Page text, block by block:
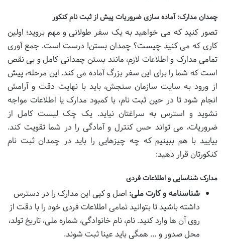
چمدان مدارک: آماده سازی ضروریات پیش از ثبت نام کنکور
تصور کنید که می خواهید به یک سفر طولانی و مهم بروید؛ اولین
کاری که می کنید چیست؟ چمدان بستن! درست است. جمع آوری
تمامی مدارک و اطلاعات لازم، مانند بستن چمدانی کامل و بی نقص
است که شما را برای این سفر بزرگ آماده می کند. این مرحله، پیش
از ورود به سایت سازمان سنجش، باید با نهایت دقت و آرامش
انجام شود تا در حین ثبت نام، با کمبود مدارک یا اطلاعات مواجه
نشوید و استرس به سراغتان نیاید. یک چک لیست کامل از
ضروریات، می تواند حس کنترل و آمادگی را در شما تقویت کند.
بیایید با هم ببینیم که چه چیزهایی را باید در چمدان ثبت نام
کنکورتان قرار دهید:
مدارک شناسایی و اطلاعات فردی
شناسنامه و کارت ملی: اصل و کپی این مدارک را در دسترس
داشته باشید تا بتوانید تمامی اطلاعات فردی خود را با دقت از
روی آن ها وارد کنید. نام، نام خانوادگی، شماره ملی، تاریخ تولد،
محل صدور و … همگی باید عینا ثبت شوند.